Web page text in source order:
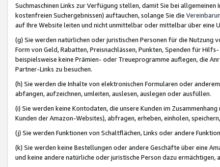
Suchmaschinen Links zur Verfügung stellen, damit Sie bei
kostenfreien Suchergebnissen) auftauchen, solange Sie die
auf Ihre Website leiten und nicht unmittelbar oder mittelbar über eine
(g) Sie werden natürlichen oder juristischen Personen für die Nutzung
Form von Geld, Rabatten, Preisnachlässen, Punkten, Spenden für
beispielsweise keine Prämien- oder Treueprogramme auflegen, die
Partner-Links zu besuchen.
(h) Sie werden die Inhalte von elektronischen Formularen oder
abfangen, aufzeichnen, umleiten, auslesen, auslegen oder ausfüllen.
(i) Sie werden keine Kontodaten, die unsere Kunden im
Kunden der Amazon-Websites), abfragen, erheben, einholen,
(j) Sie werden Funktionen von Schaltflächen, Links oder andere
(k) Sie werden keine Bestellungen oder andere Geschäfte über eine
und keine andere natürliche oder juristische Person dazu